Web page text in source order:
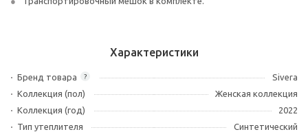
Характеристики
?
Бренд товара
Sivera
Коллекция (пол)
Женская коллекция
Коллекция (год)
2022
Тип утеплителя
Синтетический